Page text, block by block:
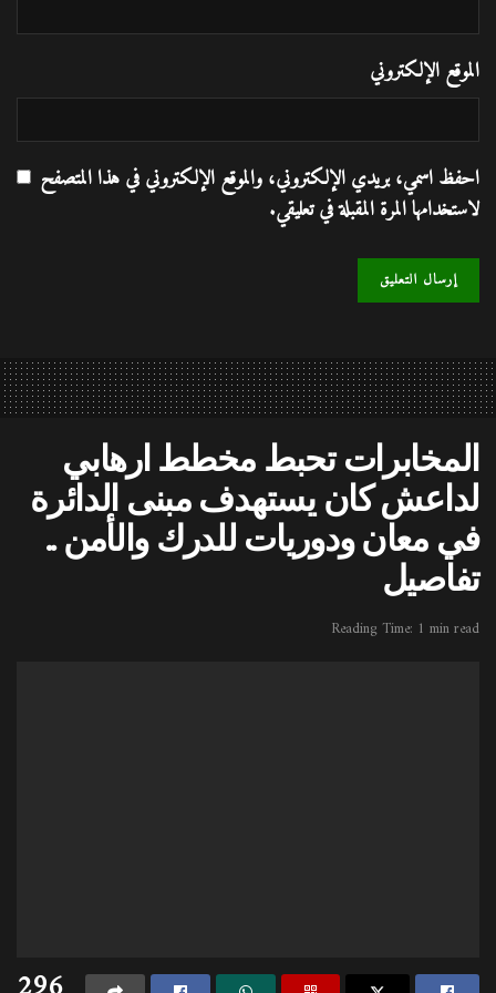
الموقع الإلكتروني
احفظ اسمي، بريدي الإلكتروني، والموقع الإلكتروني في هذا المتصفح
لاستخدامها المرة المقبلة في تعليقي.
المخابرات تحبط مخطط ارهابي
لداعش كان يستهدف مبنى الدائرة
في معان ودوريات للدرك والأمن ..
تفاصيل
Reading Time: 1 min read